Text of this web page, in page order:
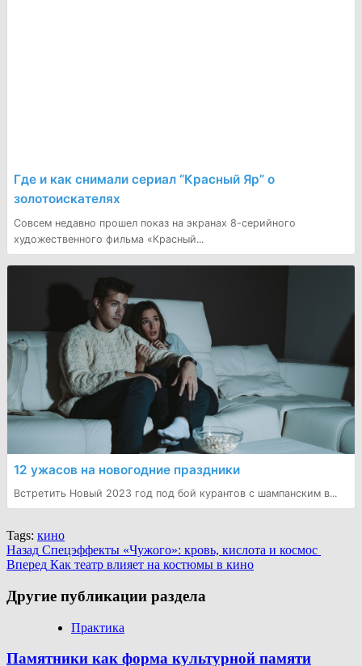
Где и как снимали сериал “Красный Яр” о
золотоискателях
Совсем недавно прошел показ на экранах 8-серийного
художественного фильма «Красный...
12 ужасов на новогодние праздники
Встретить Новый 2023 год под бой курантов с шампанским в...
Tags: кино
Continue
Reading
Назад Спецэффекты «Чужого»: кровь, кислота и космос
Вперед Как театр влияет на костюмы в кино
Другие публикации раздела
Практика
Памятники как форма культурной памяти